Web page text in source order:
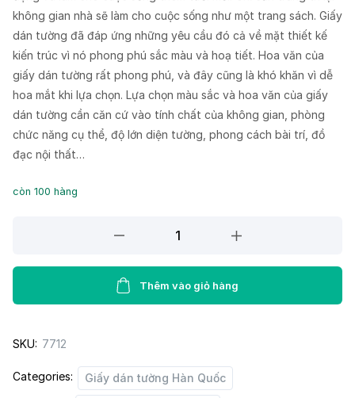
không gian nhà sẽ làm cho cuộc sống như một trang sách. Giấy
dán tường đã đáp ứng những yêu cầu đó cả về mặt thiết kế
kiến trúc vì nó phong phú sắc màu và hoạ tiết. Hoa văn của
giấy dán tường rất phong phú, và đây cũng là khó khăn vì dễ
hoa mắt khi lựa chọn. Lựa chọn màu sắc và hoa văn của giấy
dán tường cần căn cứ vào tính chất của không gian, phòng
chức năng cụ thể, độ lớn diện tường, phong cách bài trí, đồ
đạc nội thất…
còn 100 hàng
Tường
22-
quantity
Thêm vào giỏ hàng
SKU: 7712
Categories: Giấy dán tường Hàn Quốc